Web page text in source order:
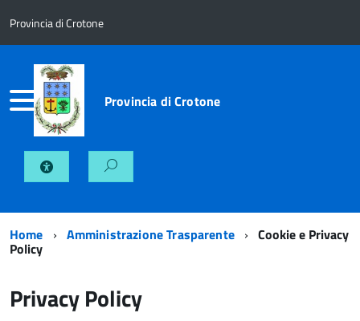
Provincia di Crotone
Provincia di Crotone
Home Amministrazione Trasparente Cookie e Privacy
Policy
Privacy Policy